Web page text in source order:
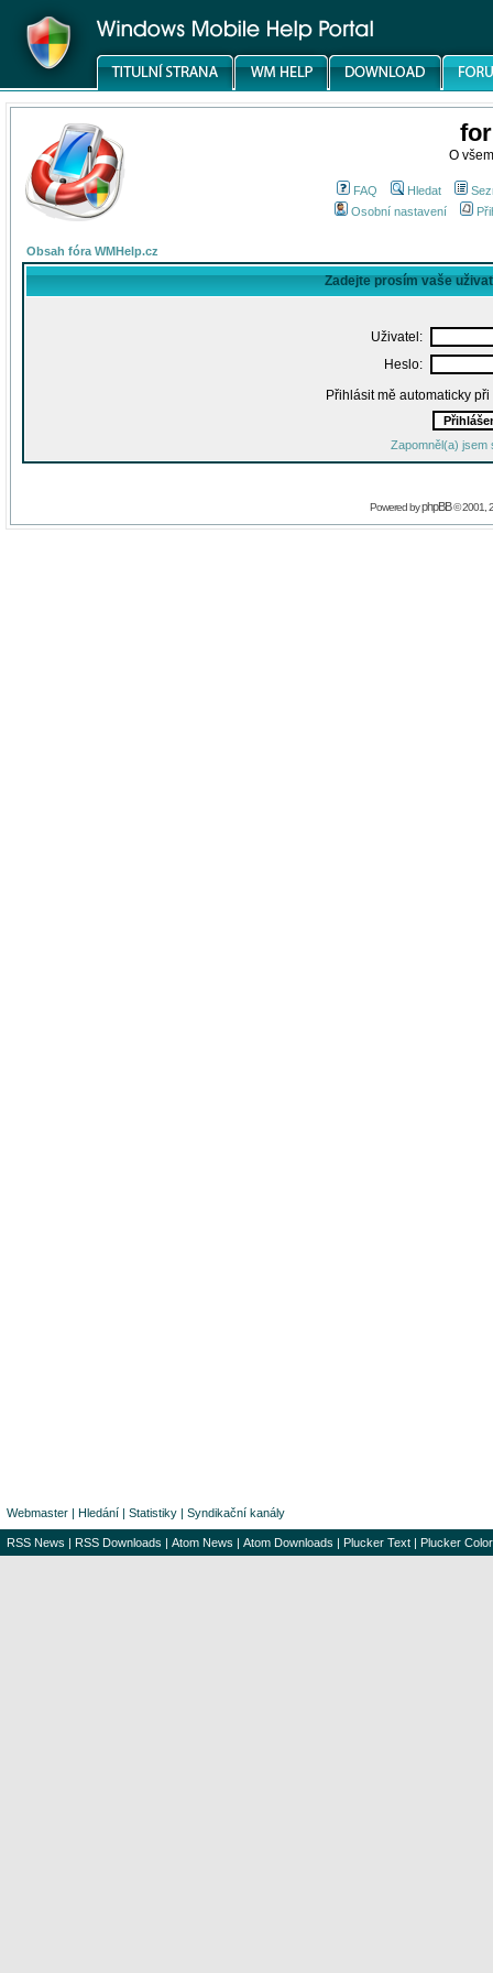
O
FAQ Hledat
Osobní nastavení
Obsah fóra WMHelp.cz
Zadejte prosím vaše
Uživatel:
Heslo:
Přihlásit mě automaticky
Zapomněl(a) jsem
Powered byphpBB© 2001,
Webmaster | Hledání | Statistiky | Syndikační kanály
RSS News | RSS Downloads | Atom News | Atom Downloads | Plucker Text | Plucker Color